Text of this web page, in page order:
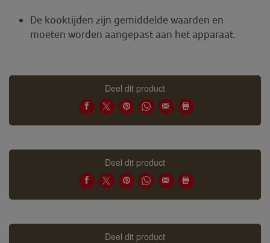
De kooktijden zijn gemiddelde waarden en
moeten worden aangepast aan het apparaat.
Deel dit product
Deel dit product
Deel dit product